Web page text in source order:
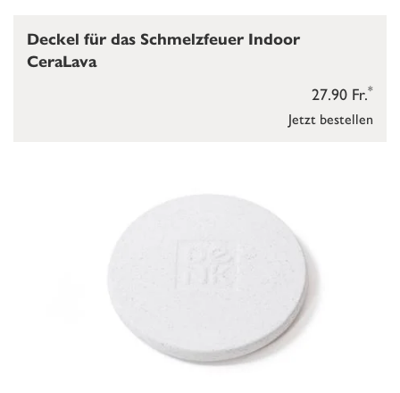
Jetzt bestellen
27.90 Fr.*
Deckel für das Schmelzfeuer Indoor
CeraLava